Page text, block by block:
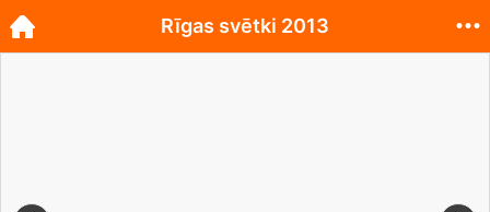
Rīgas svētki 2013